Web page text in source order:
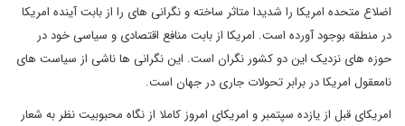
اضلاع متحده امریکا را شدیدا متاثر ساخته و نگرانی های را از بابت آینده امریکا
در منطقه بوجود آورده است. امریکا از بابت منافع اقتصادی و سیاسی خود در
حوزه های نزدیک این دو کشور نگران است. این نگرانی ها ناشی از سیاست های
نامعقول امریکا در برابر تحولات جاری در جهان است.
امریکای قبل از یازده سپتمبر و امریکای امروز کاملا از نگاه محبوبیت نظر به شعار